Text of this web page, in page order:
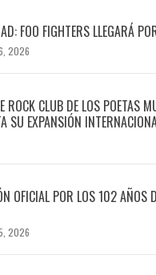
FOO FIGHTERS LLEGARÁ
2026
ROCK CLUB DE LOS POETAS
SU EXPANSIÓN
OFICIAL POR LOS 102 AÑOS
2026